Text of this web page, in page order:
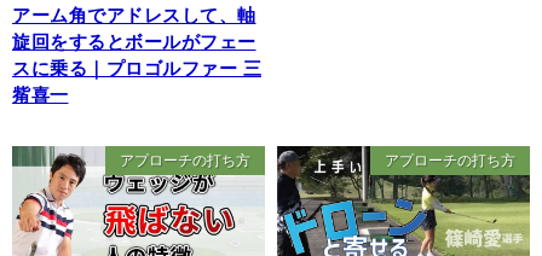
アーム角でアドレスして、軸
旋回をするとボールがフェー
スに乗る｜プロゴルファー 三
觜喜一
アプローチの打ち方 アプローチの打ち方